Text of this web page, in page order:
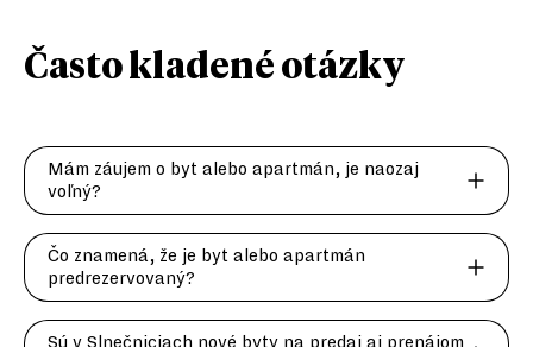
Často kladenéotázky
Mám záujem o byt alebo apartmán, je naozaj
voľný?
Čo znamená, že je byt alebo apartmán
predrezervovaný?
Sú v Slnečniciach nové byty na predaj aj prenájom